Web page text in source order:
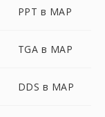
PPT в MAP
TGA в MAP
DDS в MAP